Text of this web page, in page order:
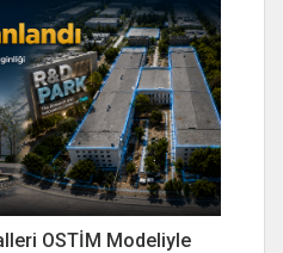
OSTİM Modeliyle